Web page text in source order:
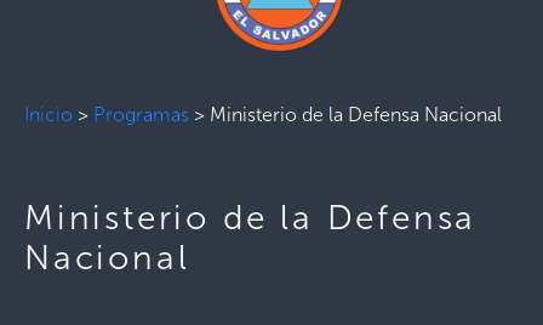
Inicio > Programas > Ministerio de la Defensa Nacional
Ministerio de la Defensa
Nacional